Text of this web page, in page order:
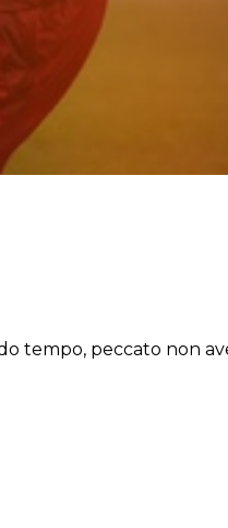
tempo, peccato non